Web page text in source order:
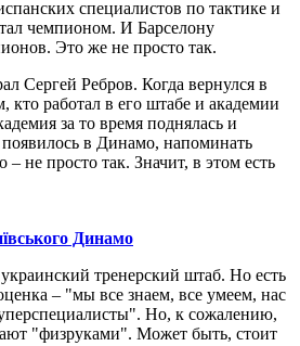
специалистов по тактике и
чемпионом. И Барселону
Это же не просто так.
Сергей Ребров. Когда вернулся в
кто работал в его штабе и академии
за то время поднялась и
появилось в Динамо, напоминать
– не просто так. Значит, в этом есть
Динамо
тренерский штаб. Но есть
– "мы все знаем, все умеем, нас
Но, к сожалению,
"физруками". Может быть, стоит